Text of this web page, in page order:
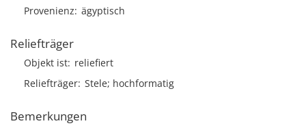
Provenienz ägyptisch
Reliefträger
Objekt ist reliefiert
Reliefträger Stele; hochformatig
Bemerkungen